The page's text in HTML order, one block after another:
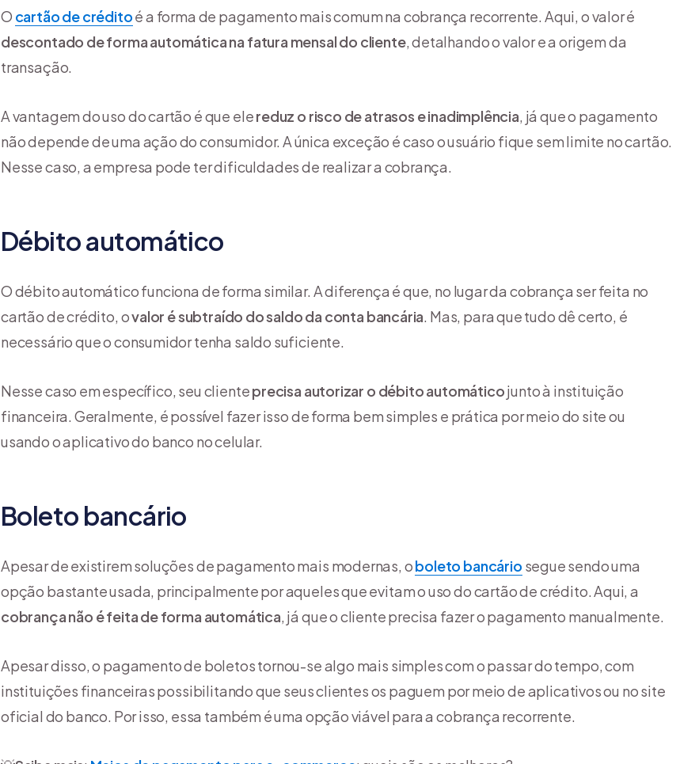
O cartão de créditoé a forma de pagamento mais comum na cobrança recorrente. Aqui, o valor é
descontado de forma automática na fatura mensal do cliente, detalhando o valor e a origem da
transação.
A vantagem do uso do cartão é que elereduz o risco de atrasos e inadimplência, já que o pagamento
não depende de uma ação do consumidor. A única exceção é caso o usuário fique sem limite no cartão.
Nesse caso, a empresa pode ter dificuldades de realizar a cobrança.
Débito automático
O débito automático funciona de forma similar. A diferença é que, no lugar da cobrança ser feita no
cartão de crédito, ovalor é subtraído do saldo da conta bancária. Mas, para que tudo dê certo, é
necessário que o consumidor tenha saldo suficiente.
Nesse caso em específico, seu clienteprecisa autorizar o débito automáticojunto à instituição
financeira. Geralmente, é possível fazer isso de forma bem simples e prática por meio do site ou
usando o aplicativo do banco no celular.
Boleto bancário
Apesar de existirem soluções de pagamento mais modernas, oboleto bancário segue sendo uma
opção bastante usada, principalmente por aqueles que evitam o uso do cartão de crédito. Aqui, a
cobrança não é feita de forma automática, já que o cliente precisa fazer o pagamento manualmente.
Apesar disso, o pagamento de boletos tornou-se algo mais simples com o passar do tempo, com
instituições financeiras possibilitando que seus clientes os paguem por meio de aplicativos ou no site
oficial do banco. Por isso, essa também é uma opção viável para a cobrança recorrente.